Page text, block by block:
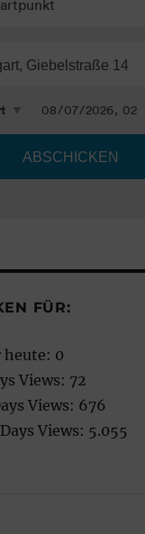
FÜR:
heute: 0
Views: 72
Views: 676
Views: 5.055